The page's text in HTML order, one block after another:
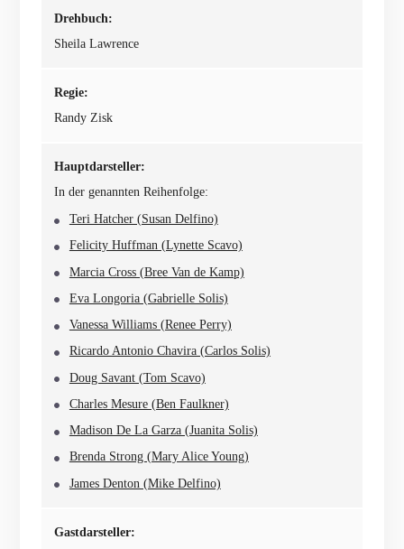
Drehbuch:
Sheila Lawrence
Regie:
Randy Zisk
Hauptdarsteller:
In der genannten Reihenfolge:
Teri Hatcher (Susan Delfino)
Felicity Huffman (Lynette Scavo)
Marcia Cross (Bree Van de Kamp)
Eva Longoria (Gabrielle Solis)
Vanessa Williams (Renee Perry)
Ricardo Antonio Chavira (Carlos Solis)
Doug Savant (Tom Scavo)
Charles Mesure (Ben Faulkner)
Madison De La Garza (Juanita Solis)
Brenda Strong (Mary Alice Young)
James Denton (Mike Delfino)
Gastdarsteller: